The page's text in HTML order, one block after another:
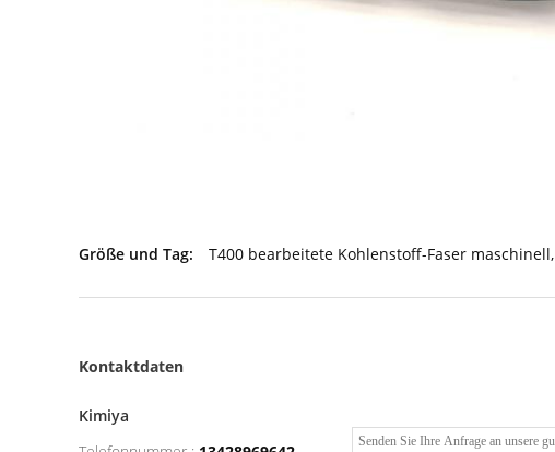
Größe und Tag: T400 bearbeitete Kohlenstoff-Faser maschinell,
Kontaktdaten
Kimiya